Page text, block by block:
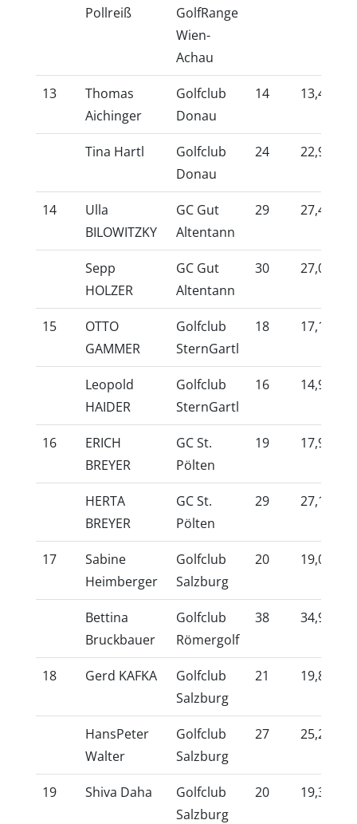
Pollreiß
GolfRange
Wien-
Achau
13
Thomas
Aichinger
Golfclub
Donau
14 13,4
Tina Hartl
Golfclub
Donau
24 22,9
14
Ulla
BILOWITZKY
GC Gut
Altentann
29 27,4
Sepp
HOLZER
GC Gut
Altentann
30 27,0
15
OTTO
GAMMER
Golfclub
SternGartl
18 17,1
Leopold
HAIDER
Golfclub
SternGartl
16 14,9
16
ERICH
BREYER
GC St.
Pölten
19 17,9
HERTA
BREYER
GC St.
Pölten
29 27,1
17
Sabine
Heimberger
Golfclub
Salzburg
20 19,0
Bettina
Bruckbauer
Golfclub
Römergolf
38 34,9
18 Gerd KAFKA
Golfclub
Salzburg
21 19,8
HansPeter
Walter
Golfclub
Salzburg
27 25,2
19 Shiva Daha
Golfclub
Salzburg
20 19,3